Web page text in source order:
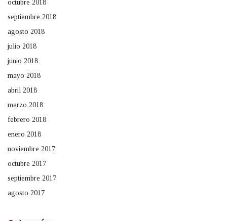
octubre 2018
septiembre 2018
agosto 2018
julio 2018
junio 2018
mayo 2018
abril 2018
marzo 2018
febrero 2018
enero 2018
noviembre 2017
octubre 2017
septiembre 2017
agosto 2017